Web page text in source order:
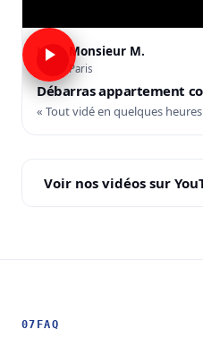
M Monsieur M.
Paris
Débarras appartement
« Tout vidé en quelques
Voir nos vidéos sur
07 FAQ